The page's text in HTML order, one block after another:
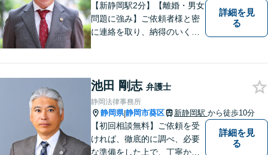
【新静岡駅2分】【離婚・男女
問題に強み】ご依頼者様と密
に連絡を取り、納得のいく解
的に行っております。お困り
でしたら、お気軽にご相談く
ださい！
詳細を見
る
池田 剛志 弁護士
静岡法律事務所
静岡県|静岡市葵区 新静岡駅 から徒歩10分
【初回相談無料】ご依頼を受
ければ、徹底的に調べ、必要
な準備をした上で、丁寧かつ
詳細を見
る